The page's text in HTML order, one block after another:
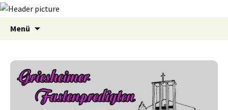
Menü